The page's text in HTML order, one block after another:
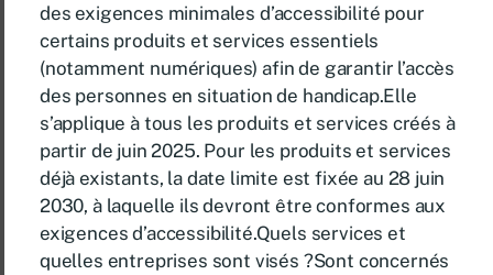
des exigences minimales d’accessibilité pour
certains produits et services essentiels
(notamment numériques) afin de garantir l’accès
des personnes en situation de handicap.Elle
s’applique à tous les produits et services créés à
partir de juin 2025. Pour les produits et services
déjà existants, la date limite est fixée au 28 juin
2030, à laquelle ils devront être conformes aux
exigences d’accessibilité.Quels services et
quelles entreprises sont visés ?Sont concernés